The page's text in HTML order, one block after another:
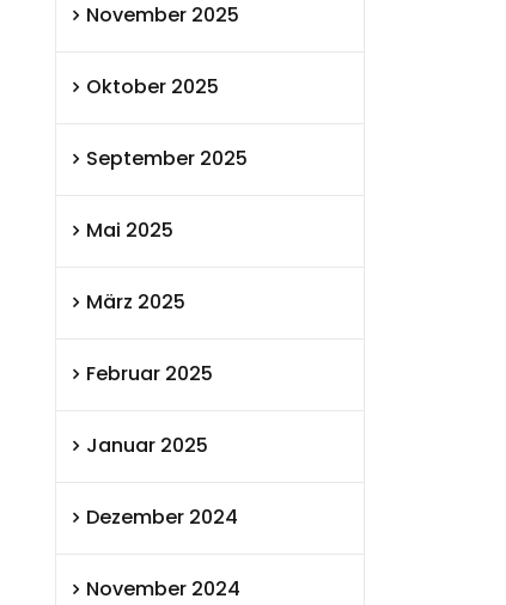
November 2025
Oktober 2025
September 2025
Mai 2025
März 2025
Februar 2025
Januar 2025
Dezember 2024
November 2024